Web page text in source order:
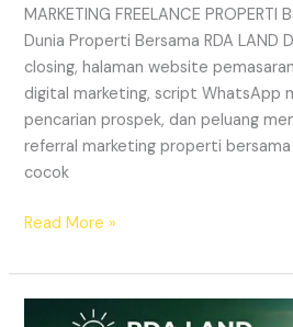
MARKETING FREELANCE
Dunia Properti Bersama RDA LAND
closing, halaman website
digital marketing, script WhatsApp
pencarian prospek, dan peluang
referral marketing properti bersama
cocok
Read More »
REKRUTMEN